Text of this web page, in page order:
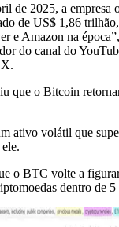
de 2025, a empresa
de US$ 1,86
e Amazon na
do canal do
que o Bitcoin
ativo volátil que
o BTC volte a
dentro de